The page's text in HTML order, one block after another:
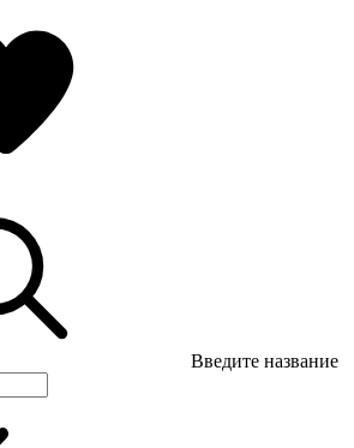
Введите название